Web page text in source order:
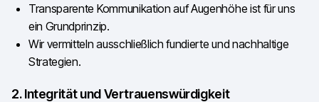
Transparente Kommunikation auf Augenhöhe ist für uns
ein Grundprinzip.
Wir vermitteln ausschließlich fundierte und nachhaltige
Strategien.
2. Integrität und Vertrauenswürdigkeit